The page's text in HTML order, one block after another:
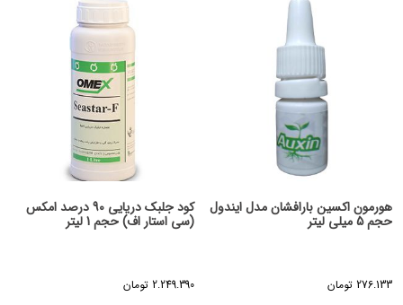
هورمون اکسین بارافشان مدل ایندول
حجم 5 میلی لیتر
276.133 تومان
کود جلبک دریایی 90 درصد امکس
(سی استار اف) حجم 1 لیتر
2.249.390 تومان